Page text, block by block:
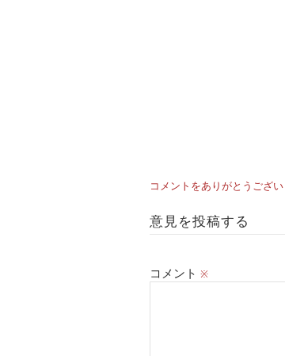
コメントをありがとうござ
意見を投稿する
コメント ※